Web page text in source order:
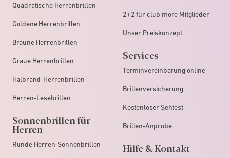
Quadratische Herrenbrillen
Goldene Herrenbrillen
Braune Herrenbrillen
Graue Herrenbrillen
Halbrand-Herrenbrillen
Herren-Lesebrillen
Sonnenbrillen für
Herren
Runde Herren-Sonnenbrillen
2+2 für club more Mitglieder
Unser Preiskonzept
Services
Terminvereinbarung online
Brillenversicherung
Kostenloser Sehtest
Brillen-Anprobe
Hilfe & Kontakt